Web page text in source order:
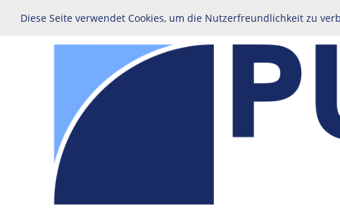
Home Kontakt Anfahrt Impressum
Diese Seite verwendet Cookies, um die Nutzerfreundlichkeit zu